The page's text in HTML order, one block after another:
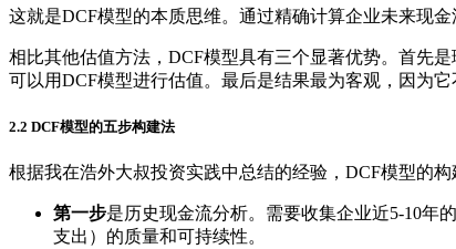
这就是DCF模型的本质思维。通过精确计算企业未来现
相比其他估值方法，DCF模型具有三个显著优势。首先
可以用DCF模型进行估值。最后是结果最为客观，因为
2.2 DCF模型的五步构建法
根据我在浩外大叔投资实践中总结的经验，DCF模型的构
第一步是历史现金流分析。需要收集企业近5-10年
支出）的质量和可持续性。